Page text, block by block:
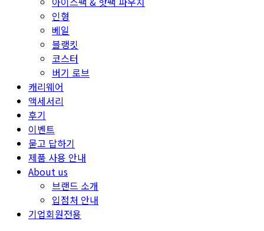
인형
베일
블랭킷
코스터
버기 로브
캐리웨어
액세서리
후기
이벤트
묻고 답하기
제품 사용 안내
About us
브랜드 소개
입점처 안내
기업회원전용